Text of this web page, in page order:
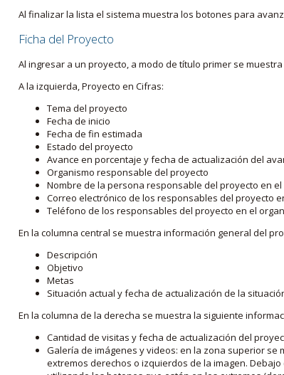
Al finalizar la lista el sistema muestra los botones para
Ficha del Proyecto
Al ingresar a un proyecto, a modo de título primer se
A la izquierda, Proyecto en Cifras:
Tema del proyecto
Fecha de inicio
Fecha de fin estimada
Estado del proyecto
Avance en porcentaje y fecha de actualización del
Organismo responsable del proyecto
Nombre de la persona responsable del proyecto en el
Correo electrónico de los responsables del proyecto
Teléfono de los responsables del proyecto en el
En la columna central se muestra información general del
Descripción
Objetivo
Metas
Situación actual y fecha de actualización de la
En la columna de la derecha se muestra la siguiente
Cantidad de visitas y fecha de actualización del
Galería de imágenes y videos: en la zona superior
extremos derechos o izquierdos de la imagen.